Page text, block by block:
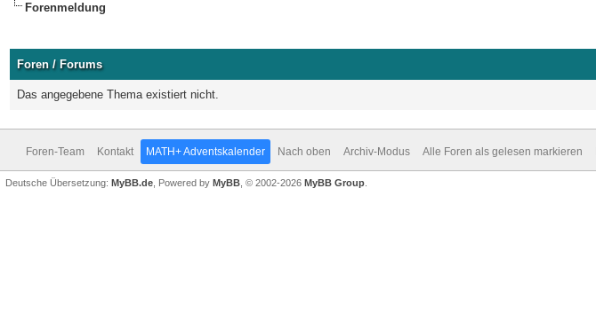
Forenmeldung
Foren / Forums
Das angegebene Thema existiert nicht.
Foren-Team Kontakt MATH+ Adventskalender Nach oben Archiv-Modus Alle Foren als gelesen markieren
Deutsche Übersetzung: MyBB.de , Powered by MyBB , © 2002-2026 MyBB Group